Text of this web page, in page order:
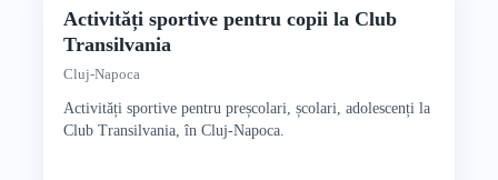
Activități sportive pentru copii la Club
Transilvania
Cluj-Napoca
Activități sportive pentru preșcolari, școlari, adolescenți la
Club Transilvania, în Cluj-Napoca.